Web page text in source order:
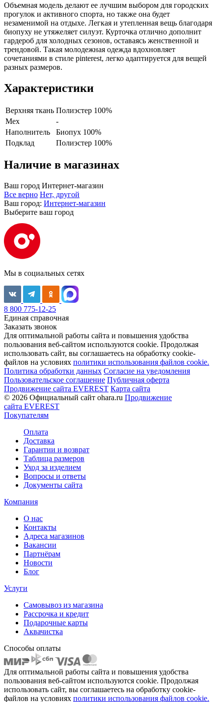
Объемная модель делают ее лучшим выбором для городских
прогулок и активного спорта, но также она будет
незаменимой на отдыхе. Легкая и утепленная вещь благодаря
биопуху не утяжеляет силуэт. Курточка отлично дополнит
гардероб для холодных сезонов, оставаясь женственной и
трендовой. Такая молодежная одежда вдохновляет
сочетаниями в стиле pinterest, легко адаптируется для вещей
разных размеров.
Характеристики
Верхняя ткань Полиэстер 100%
Мех
-
Наполнитель
Биопух 100%
Подклад
Полиэстер 100%
Наличие в магазинах
Ваш город Интернет-магазин
Все верно Нет, другой
Ваш город: Интернет-магазин
Выберите ваш город
Мы в социальных сетях
8 800 775-12-25
Единая справочная
Заказать звонок
Для оптимальной работы сайта и повышения удобства
пользования веб-сайтом используются cookie. Продолжая
использовать сайт, вы соглашаетесь на обработку cookie-
файлов на условиях политики использования файлов cookie.
Политика обработки данных Согласие на уведомления
Пользовательское соглашение Публичная оферта
Продвижение сайта EVEREST Карта сайта
© 2026 Официальный сайт ohara.ru Продвижение
сайта EVEREST
Покупателям
Оплата
Доставка
Гарантии и возврат
Таблица размеров
Уход за изделием
Вопросы и ответы
Документы сайта
Компания
О нас
Контакты
Адреса магазинов
Вакансии
Партнёрам
Новости
Блог
Услуги
Самовывоз из магазина
Рассрочка и кредит
Подарочные карты
Аквачистка
Способы оплаты
Для оптимальной работы сайта и повышения удобства
пользования веб-сайтом используются cookie. Продолжая
использовать сайт, вы соглашаетесь на обработку cookie-
файлов на условиях политики использования файлов cookie.